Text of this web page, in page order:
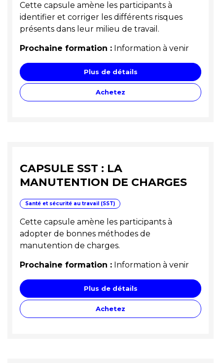
Cette capsule amène les participants à
identifier et corriger les différents risques
présents dans leur milieu de travail.
Prochaine formation : Information à venir
Plus de détails
Achetez
CAPSULE SST : LA
MANUTENTION DE CHARGES
Santé et sécurité au travail (SST)
Cette capsule amène les participants à
adopter de bonnes méthodes de
manutention de charges.
Prochaine formation : Information à venir
Plus de détails
Achetez